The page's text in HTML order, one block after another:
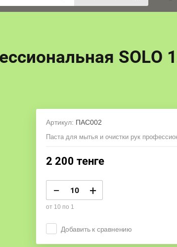
SOLO
Артикул: ПАС002
Паста для мытья и очистки рук
2 200 тенге
− +
от 10 по 1
Добавить к сравнению